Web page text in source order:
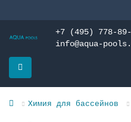
+7 (495) 778-
info@aqua-
Химия для бассейнов